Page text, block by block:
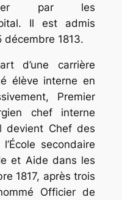
par les
Il est admis
décembre 1813.
d’une carrière
élève interne en
Premier
chef interne
devient Chef des
secondaire
et Aide dans les
1817, après trois
Officier de